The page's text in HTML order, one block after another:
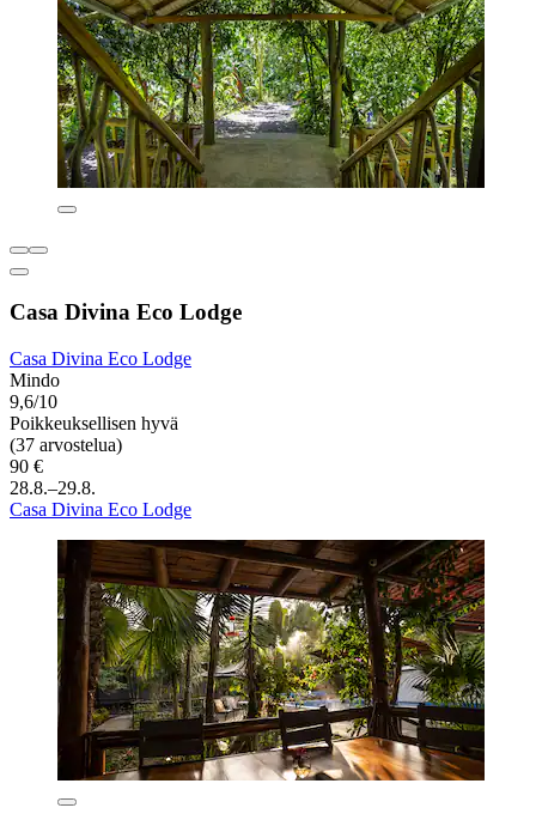
Casa Divina Eco Lodge
Casa Divina Eco Lodge
Mindo
9,6/10
Poikkeuksellisen hyvä
(37 arvostelua)
90 €
28.8.–29.8.
Casa Divina Eco Lodge